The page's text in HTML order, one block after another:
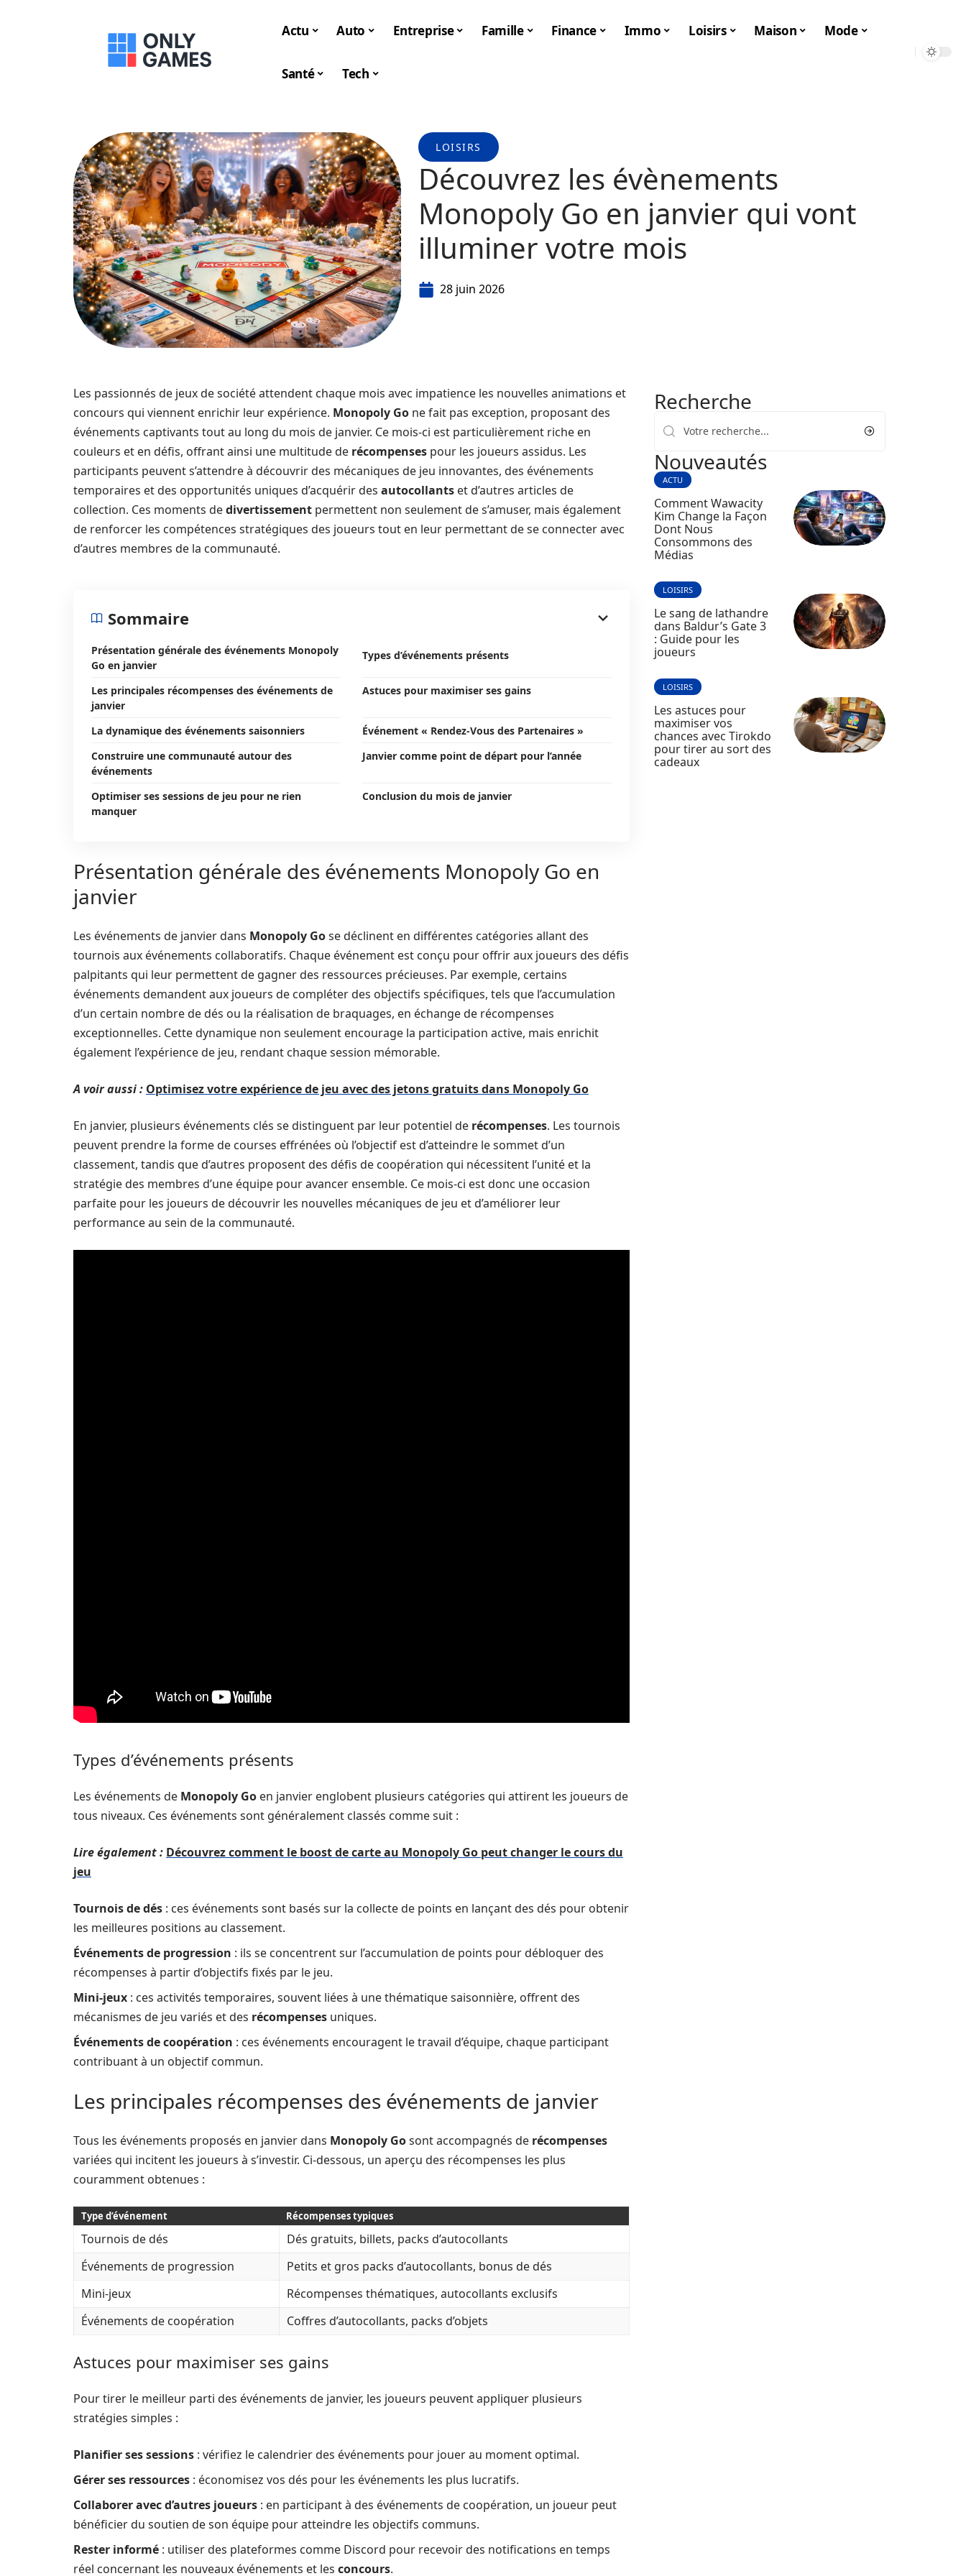
Actu Auto Entreprise Famille Finance Immo Loisirs Maison Mode
Santé Tech
LOISIRS
Découvrez les évènements
Monopoly Go en janvier qui vont
illuminer votre mois
28 juin 2026
Les passionnés de jeux de société attendent chaque mois avec impatience les nouvelles animations et
concours qui viennent enrichir leur expérience. Monopoly Go ne fait pas exception, proposant des
événements captivants tout au long du mois de janvier. Ce mois-ci est particulièrement riche en
couleurs et en défis, offrant ainsi une multitude de récompenses pour les joueurs assidus. Les
participants peuvent s’attendre à découvrir des mécaniques de jeu innovantes, des événements
temporaires et des opportunités uniques d’acquérir des autocollants et d’autres articles de
collection. Ces moments dedivertissement permettent non seulement de s’amuser, mais également
de renforcer les compétences stratégiques des joueurs tout en leur permettant de se connecter avec
d’autres membres de la communauté.
Sommaire
Présentation générale des événements Monopoly
Go en janvier
Types d’événements présents
Les principales récompenses des événements de
janvier
Astuces pour maximiser ses gains
La dynamique des événements saisonniers
Événement « Rendez-Vous des Partenaires »
Construire une communauté autour des
événements
Janvier comme point de départ pour l’année
Optimiser ses sessions de jeu pour ne rien
manquer
Conclusion du mois de janvier
Présentation générale des événements Monopoly Go en
janvier
Les événements de janvier dans Monopoly Gose déclinent en différentes catégories allant des
tournois aux événements collaboratifs. Chaque événement est conçu pour offrir aux joueurs des défis
palpitants qui leur permettent de gagner des ressources précieuses. Par exemple, certains
événements demandent aux joueurs de compléter des objectifs spécifiques, tels que l’accumulation
d’un certain nombre de dés ou la réalisation de braquages, en échange de récompenses
exceptionnelles. Cette dynamique non seulement encourage la participation active, mais enrichit
également l’expérience de jeu, rendant chaque session mémorable.
A voir aussi : Optimisez votre expérience de jeu avec des jetons gratuits dans Monopoly Go
En janvier, plusieurs événements clés se distinguent par leur potentiel de récompenses. Les tournois
peuvent prendre la forme de courses effrénées où l’objectif est d’atteindre le sommet d’un
classement, tandis que d’autres proposent des défis de coopération qui nécessitent l’unité et la
stratégie des membres d’une équipe pour avancer ensemble. Ce mois-ci est donc une occasion
parfaite pour les joueurs de découvrir les nouvelles mécaniques de jeu et d’améliorer leur
performance au sein de la communauté.
Types d’événements présents
Les événements de Monopoly Go en janvier englobent plusieurs catégories qui attirent les joueurs de
tous niveaux. Ces événements sont généralement classés comme suit :
Lire également : Découvrez comment le boost de carte au Monopoly Go peut changer le cours du
jeu
Tournois de dés : ces événements sont basés sur la collecte de points en lançant des dés pour obtenir
les meilleures positions au classement.
Événements de progression : ils se concentrent sur l’accumulation de points pour débloquer des
récompenses à partir d’objectifs fixés par le jeu.
Mini-jeux : ces activités temporaires, souvent liées à une thématique saisonnière, offrent des
mécanismes de jeu variés et des récompenses uniques.
Événements de coopération : ces événements encouragent le travail d’équipe, chaque participant
contribuant à un objectif commun.
Les principales récompenses des événements de janvier
Tous les événements proposés en janvier dans Monopoly Gosont accompagnés de récompenses
variées qui incitent les joueurs à s’investir. Ci-dessous, un aperçu des récompenses les plus
couramment obtenues :
Type d’événement Récompenses typiques
Tournois de dés
Dés gratuits, billets, packs d’autocollants
Événements de progression
Petits et gros packs d’autocollants, bonus de dés
Mini-jeux
Récompenses thématiques, autocollants exclusifs
Événements de coopération
Coffres d’autocollants, packs d’objets
Astuces pour maximiser ses gains
Pour tirer le meilleur parti des événements de janvier, les joueurs peuvent appliquer plusieurs
stratégies simples :
Planifier ses sessions : vérifiez le calendrier des événements pour jouer au moment optimal.
Gérer ses ressources : économisez vos dés pour les événements les plus lucratifs.
Collaborer avec d’autres joueurs : en participant à des événements de coopération, un joueur peut
bénéficier du soutien de son équipe pour atteindre les objectifs communs.
Rester informé : utiliser des plateformes comme Discord pour recevoir des notifications en temps
réel concernant les nouveaux événements et les concours.
Recherche
Nouveautés
ACTU
Comment Wawacity
Kim Change la Façon
Dont Nous
Consommons des
Médias
LOISIRS
Le sang de lathandre
dans Baldur’s Gate 3
: Guide pour les
joueurs
LOISIRS
Les astuces pour
maximiser vos
chances avec Tirokdo
pour tirer au sort des
cadeaux